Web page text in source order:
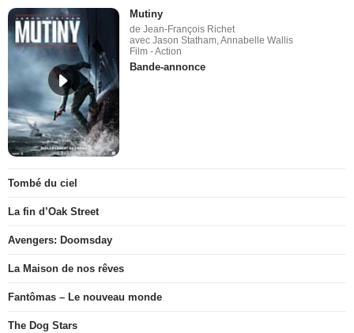
Mutiny
de Jean-François Richet
avec Jason Statham, Annabelle Wallis
Film - Action
Bande-annonce
Tombé du ciel
La fin d’Oak Street
Avengers: Doomsday
La Maison de nos rêves
Fantômas – Le nouveau monde
The Dog Stars